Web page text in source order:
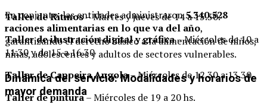
Taller de Ritmos– Martes y jueves de 14 a 15.30.
Taller de ilustración digital y gráfica– Miércoles de 10 a
11.30 y de 15 a 16.30
Taller de Capoeira Angola– Miércoles de 12.30 a 13.30.
Taller de pintura– Miércoles de 19 a 20 hs.
En conjunto, las entidades administraron5.340.528
raciones alimentarias en lo que va del año,
garantizando el derecho básico a la alimentación de niños,
niñas, adolescentes y adultos de sectores vulnerables.
Dinámica del servicio: Modalidades y horarios de
mayor demanda